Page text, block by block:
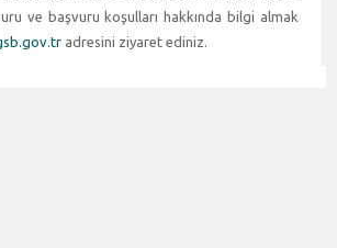
ve başvuru koşulları hakkında bilgi almak
adresini ziyaret ediniz.